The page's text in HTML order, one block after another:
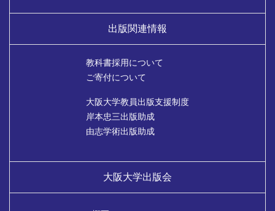
出版関連情報
教科書採用について
ご寄付について
大阪大学教員出版支援制度
岸本忠三出版助成
由志学術出版助成
大阪大学出版会